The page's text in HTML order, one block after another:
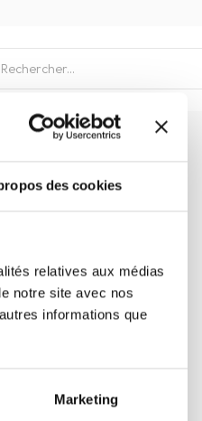
des cookies
relatives aux médias
notre site avec nos
informations que
Marketing